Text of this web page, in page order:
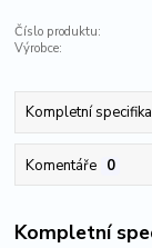
Číslo produktu:
Výrobce:
Kompletní
Komentáře 0
Kompletní